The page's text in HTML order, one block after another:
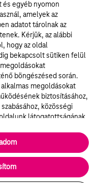
és egyéb nyomon
amelyek az
adatot tárolnak az
Kérjük, az alábbi
hogy az oldal
bekapcsolt sütiken felül
böngészésed során.
megoldásokat
biztosításához,
közösségi
látogatottságának
és nem lehet
során rendszerünkből. A
segítségével bizonyos
információkat is
nyújtó